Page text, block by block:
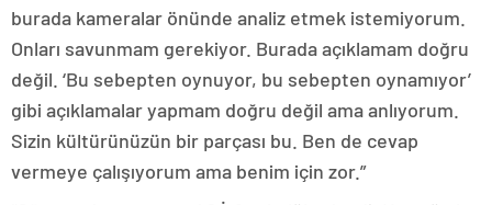
burada kameralar önünde analiz etmek istemiyorum.
Onları savunmam gerekiyor. Burada açıklamam doğru
değil. ‘Bu sebepten oynuyor, bu sebepten oynamıyor’
gibi açıklamalar yapmam doğru değil ama anlıyorum.
Sizin kültürünüzün bir parçası bu. Ben de cevap
vermeye çalışıyorum ama benim için zor.”